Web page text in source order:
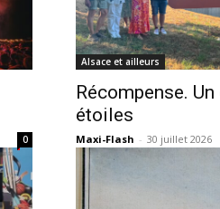
0
Alsace et ailleurs
Récompense.
étoiles
Maxi-Flash - 30 juillet 2026